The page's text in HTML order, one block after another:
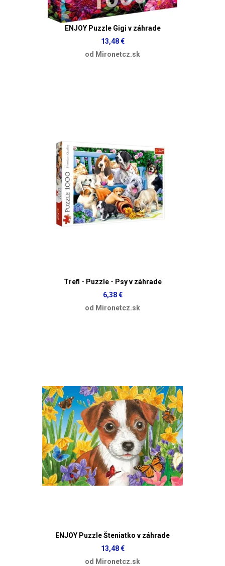
ENJOY Puzzle Gigi v záhrade
13,48 €
od Mironetcz.sk
Trefl - Puzzle - Psy v záhrade
6,38 €
od Mironetcz.sk
ENJOY Puzzle Šteniatko v záhrade
13,48 €
od Mironetcz.sk